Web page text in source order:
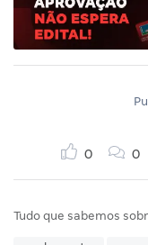
0 0
Tudo que sabemos